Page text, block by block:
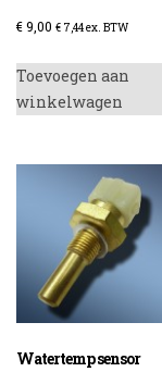
€9,00 € 7,44ex. BTW
Toevoegen aan
winkelwagen
Watertemp sensor